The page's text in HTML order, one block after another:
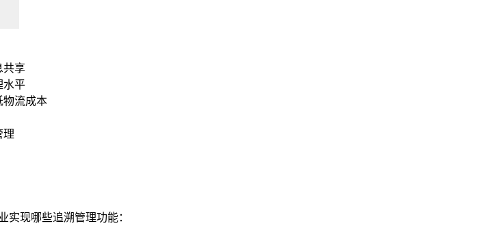
共享
水平
物流成本
理
现哪些追溯管理功能：